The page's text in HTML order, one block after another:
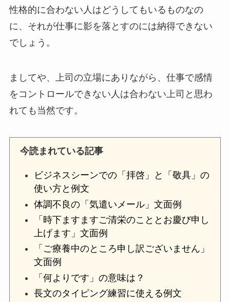
性格的に合わない人はどうしてもいるものなの
に、それが仕事に影を落とすのには納得できない
でしょう。
ましてや、上司の立場にありながら、仕事で感情
をコントロールできない人は合わない上司と思わ
れても当然です。
今読まれている記事
ビジネスシーンでの「拝啓」と「敬具」の
使い方と例文
体調不良の「気遣いメール」文面例
「時下ますますご清栄のこととお慶び申し
上げます」文面例
「ご療養中のところ申し訳ございません」
文面例
「何よりです」の意味は？
長文のタイピング練習に使える例文